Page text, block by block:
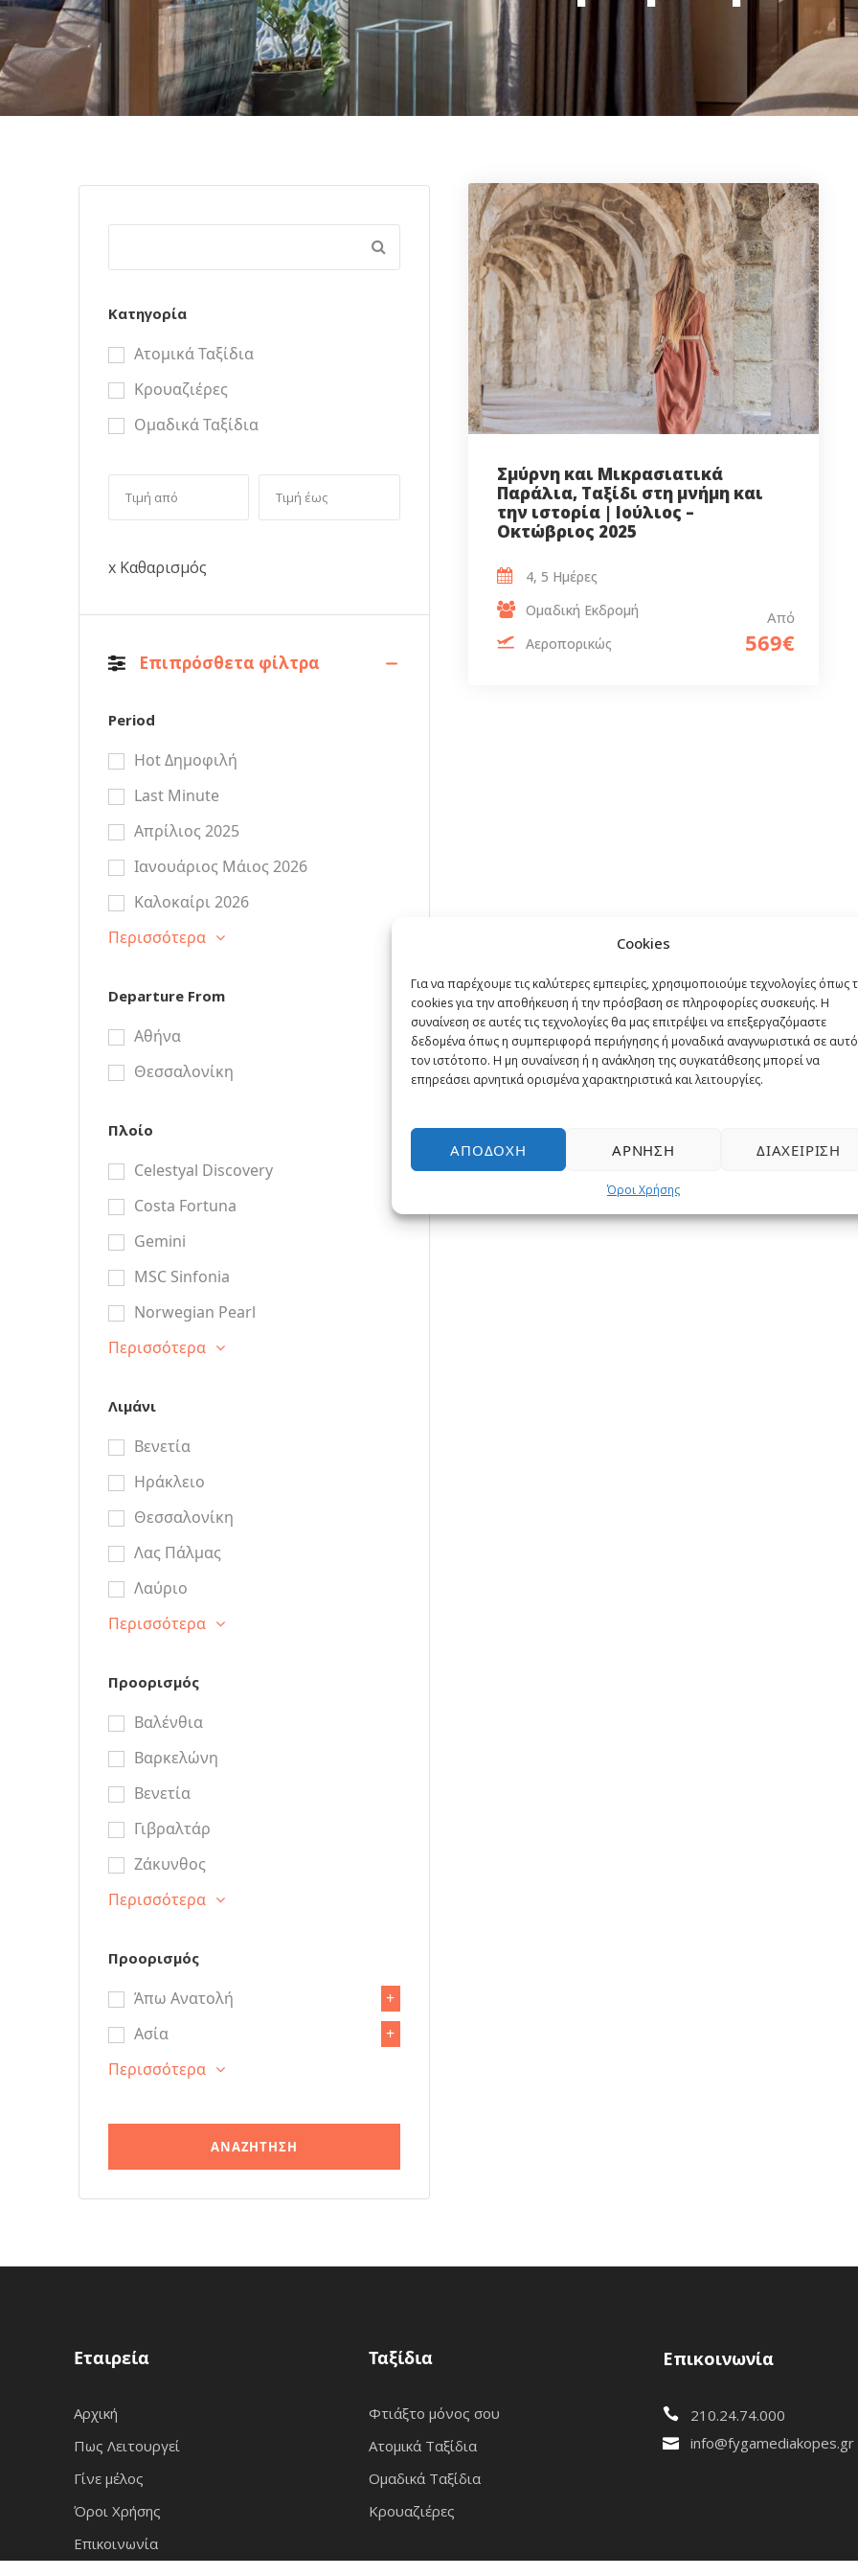
Cookies
Για να παρέχουμε τις καλύτερες εμπειρίες, χρησιμοποιούμε τεχνολογίες όπως
cookies για την αποθήκευση ή την πρόσβαση σε πληροφορίες συσκευής. Η
συναίνεση σε αυτές τις τεχνολογίες θα μας επιτρέψει να επεξεργαζόμαστε
δεδομένα όπως η συμπεριφορά περιήγησης ή μοναδικά αναγνωριστικά σε
τον ιστότοπο. Η μη συναίνεση ή η ανάκληση της συγκατάθεσης μπορεί να
επηρεάσει αρνητικά ορισμένα χαρακτηριστικά και λειτουργίες.
ΑΠΟΔΟΧΉ ΆΡΝΗΣΗ ΔΙΑΧΕΊΡΙΣΗ
Όροι Χρήσης
Σμύρνη και Μικρασιατικά
Παράλια, Ταξίδι στη μνήμη και
την ιστορία | Ιούλιος –
Οκτώβριος 2025
Από
569€
4, 5 Ημέρες
Ομαδική Εκδρομή
Αεροπορικώς
Κατηγορία
Ατομικά Ταξίδια
Κρουαζιέρες
Ομαδικά Ταξίδια
x Καθαρισμός
Επιπρόσθετα φίλτρα
Period
Hot Δημοφιλή
Last Minute
Απρίλιος 2025
Ιανουάριος Μάιος 2026
Καλοκαίρι 2026
Περισσότερα
Departure From
Αθήνα
Θεσσαλονίκη
Πλοίο
Celestyal Discovery
Costa Fortuna
Gemini
MSC Sinfonia
Norwegian Pearl
Περισσότερα
Λιμάνι
Βενετία
Ηράκλειο
Θεσσαλονίκη
Λας Πάλμας
Λαύριο
Περισσότερα
Προορισμός
Βαλένθια
Βαρκελώνη
Βενετία
Γιβραλτάρ
Ζάκυνθος
Περισσότερα
Προορισμός
Άπω Ανατολή
+
Ασία
+
Περισσότερα
Εταιρεία
Αρχική
Πως Λειτουργεί
Γίνε μέλος
Όροι Χρήσης
Επικοινωνία
Ταξίδια
Φτιάξτο μόνος σου
Ατομικά Ταξίδια
Ομαδικά Ταξίδια
Κρουαζιέρες
Επικοινωνία
210.24.74.000
info@fygamediakopes.gr